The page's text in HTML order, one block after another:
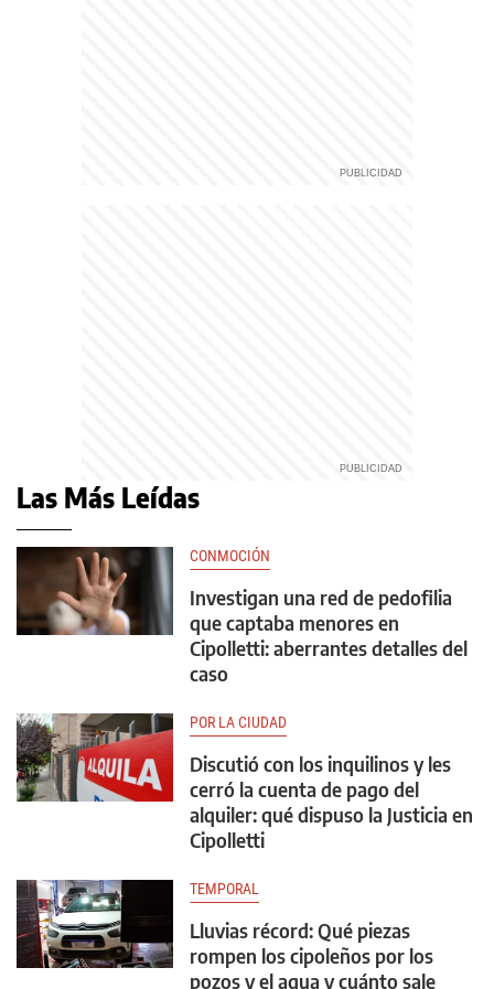
Las Más Leídas
CONMOCIÓN
Investigan una red de pedofilia
que captaba menores en
Cipolletti: aberrantes detalles del
caso
POR LA CIUDAD
Discutió con los inquilinos y les
cerró la cuenta de pago del
alquiler: qué dispuso la Justicia en
Cipolletti
TEMPORAL
Lluvias récord: Qué piezas
rompen los cipoleños por los
pozos y el agua y cuánto sale